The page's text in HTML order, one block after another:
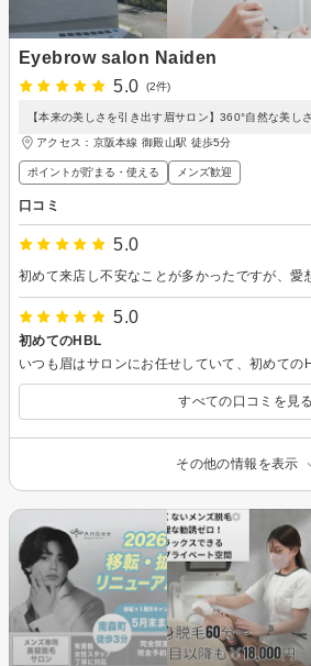
Eyebrow salon Naiden
5.0
(2件)
【本来の美しさを引き出す眉サロン】360°自然な美し
アクセス：京阪本線 御殿山駅 徒歩5分
ポイントが貯まる・使える メンズ歓迎
口コミ
5.0
5.0
初めてのHBL
すべての口コミを見る
その他の情報を表示